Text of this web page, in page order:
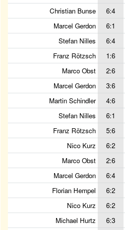
Christian Bunse
6:4
Marcel Gerdon
6:1
Stefan Nilles
6:4
Franz Rötzsch
1:6
Marco Obst
2:6
Marcel Gerdon
3:6
Martin Schindler
4:6
Stefan Nilles
6:1
Franz Rötzsch
5:6
Nico Kurz
6:2
Marco Obst
2:6
Marcel Gerdon
6:4
Florian Hempel
6:2
Nico Kurz
6:2
Michael Hurtz
6:3